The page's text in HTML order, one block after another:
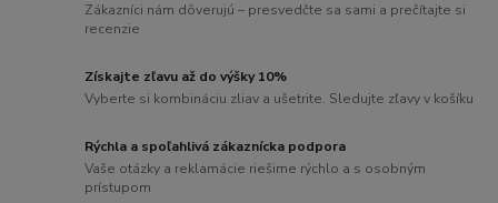
Zákazníci nám dôverujú – presvedčte sa sami a prečítajte si
recenzie
Získajte zľavu až do výšky 10%
Vyberte si kombináciu zliav a ušetrite. Sledujte zľavy v košíku
Rýchla a spoľahlivá zákaznícka podpora
Vaše otázky a reklamácie riešime rýchlo a s osobným
prístupom